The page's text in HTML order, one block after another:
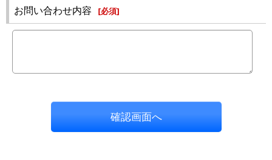
お問い合わせ内容 [必須]
確認画面へ